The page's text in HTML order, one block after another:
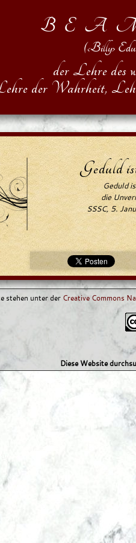
(‹Billy›
der Lehre des
der Wahrheit,
Geduld
Geduld
die
SSSC, 5.
stehen unter der Creative Commons
Diese Website